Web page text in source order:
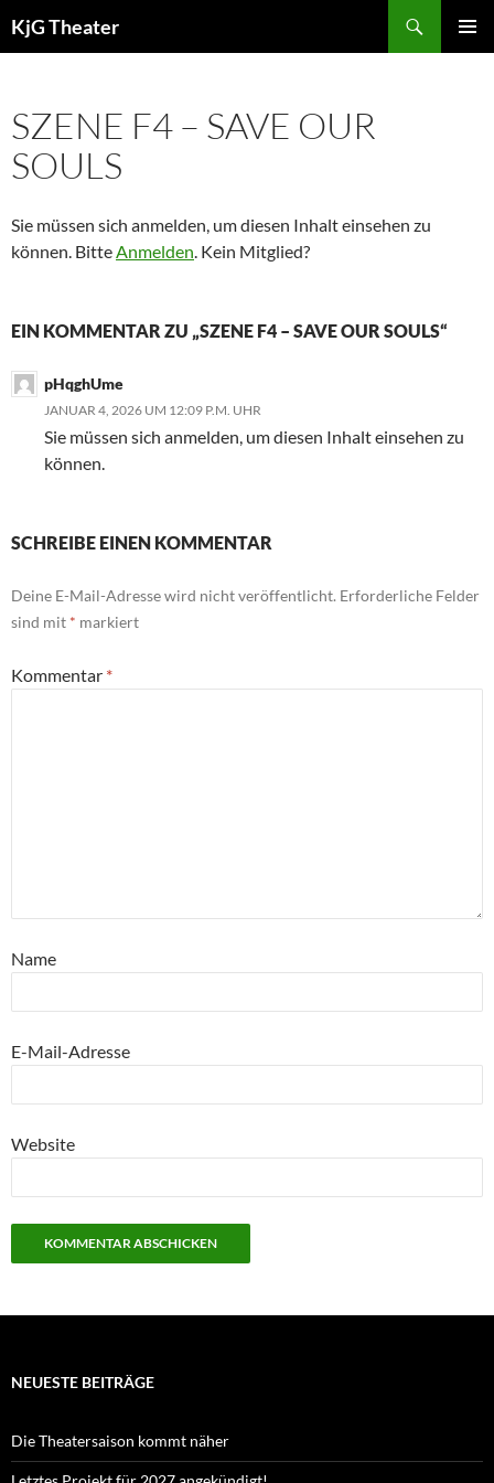
Inhalt
KjG Theater
SZENE F4 – SAVE OUR
SOULS
Sie müssen sich anmelden, um diesen Inhalt einsehen zu
können. BitteAnmelden. Kein Mitglied?
EIN KOMMENTAR ZU „SZENE F4 – SAVE OUR SOULS“
pHqghUme
JANUAR 4, 2026 UM 12:09 P.M. UHR
Sie müssen sich anmelden, um diesen Inhalt einsehen zu
können.
SCHREIBE EINEN KOMMENTAR
Deine E-Mail-Adresse wird nicht veröffentlicht. Erforderliche Felder
sind mit * markiert
Kommentar *
Name
E-Mail-Adresse
Website
NEUESTE BEITRÄGE
Die Theatersaison kommt näher